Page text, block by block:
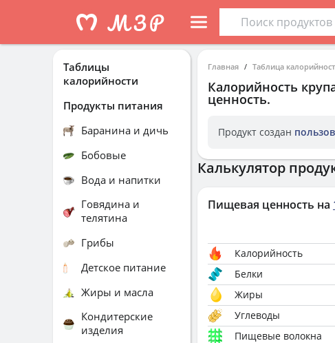
Главная Таблица
Калорийность
ценность.
Продукт создан
Калькулятор
Пищевая ценность на
Калорийность
Белки
Жиры
Углеводы
Пищевые волокна
Таблицы
калорийности
Продукты питания
Баранина и дичь
Бобовые
Вода и напитки
Говядина и
телятина
Грибы
Детское питание
Жиры и масла
Кондитерские
изделия